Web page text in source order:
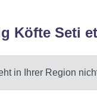
Köfte Seti
in Ihrer Region